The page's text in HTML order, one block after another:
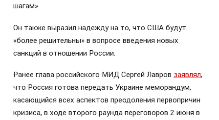
шагам».
Он также выразил надежду на то, что США будут
«более решительны» в вопросе введения новых
санкций в отношении России.
Ранее глава российского МИД Сергей Лавров заявлял,
что Россия готова передать Украине меморандум,
касающийся всех аспектов преодоления первопричин
кризиса, в ходе второго раунда переговоров 2 июня в